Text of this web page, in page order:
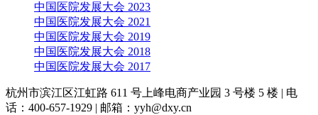
中国医院发展大会 2023
中国医院发展大会 2021
中国医院发展大会 2019
中国医院发展大会 2018
中国医院发展大会 2017
杭州市滨江区江虹路 611 号上峰电商产业园 3 号楼 5 楼 | 电
话：400-657-1929 | 邮箱：yyh@dxy.cn